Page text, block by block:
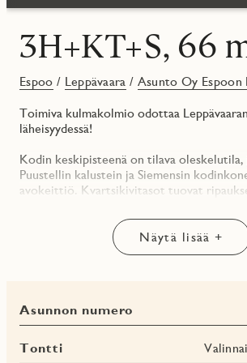
3H+KT+S, 66
Espoo / Leppävaara / Asunto Oy Espoon
Toimiva kulmakolmio odottaa
läheisyydessä!
Kodin keskipisteenä on tilava oleskelutila,
Puustellin kalustein ja Siemensin
avokeittiö. Kvartsikivitasot tuovat
Asunnossa on kaksi makuuhuonetta, joista
on vaatehuone. Kylpyhuoneen yhteydessä
lämpenee aina halutessasi. Saunan jälkeen
yhteydessä vain 15% asunnon
myyntihinnasta erääntyy vasta lähellä
2024.
Näytä lisää +
Asunnon numero
Tontti